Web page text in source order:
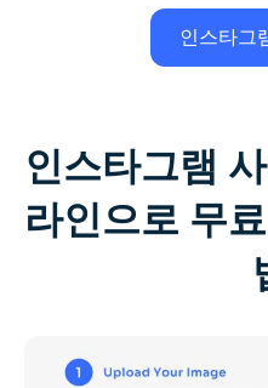
인스타그
인스타그램
라인으로 무